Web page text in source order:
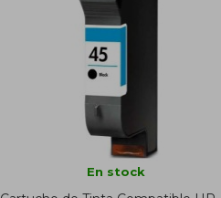
En stock